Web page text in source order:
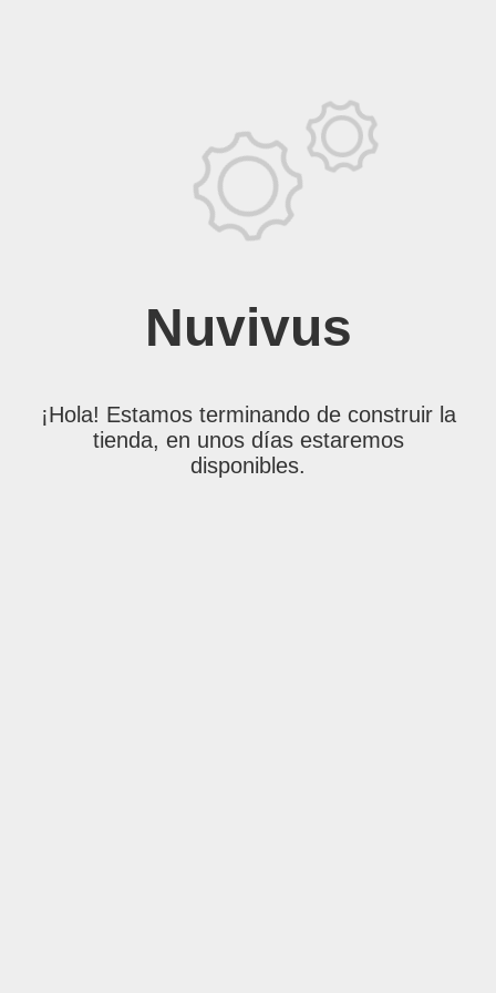
Nuvivus
¡Hola! Estamos terminando de construir la
tienda, en unos días estaremos
disponibles.